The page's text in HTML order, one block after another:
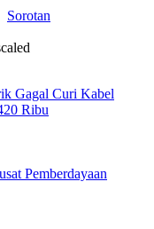
Sorotan
Gagal Curi Kabel
Ribu
Pemberdayaan